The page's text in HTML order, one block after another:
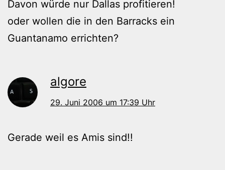
Davon würde nur Dallas profitieren!
oder wollen die in den Barracks ein
Guantanamo errichten?
algore
29. Juni 2006 um 17:39 Uhr
Gerade weil es Amis sind!!